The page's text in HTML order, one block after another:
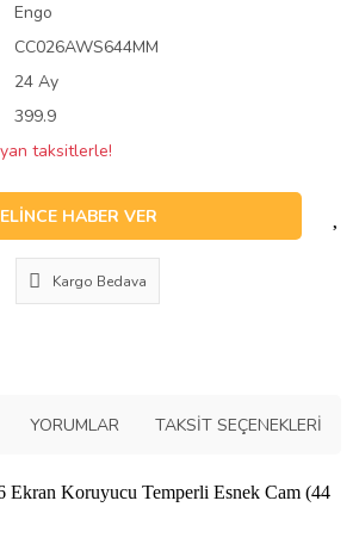
Engo
CC026AWS644MM
24 Ay
399.9
taksitlerle!
HABER VER
Kargo Bedava
YORUMLAR TAKSIT SEÇENEKLERI
Ekran Koruyucu Temperli Esnek Cam (44